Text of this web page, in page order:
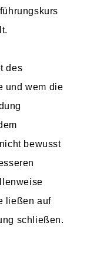
des
und wem die
bewusst
ließen auf
schließen.